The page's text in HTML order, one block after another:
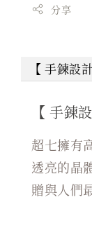
分享
【 手鍊設
【 手鍊
超七擁有
透亮的晶
贈與人們